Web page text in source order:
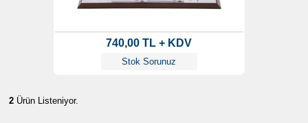
740,00 TL + KDV
Stok Sorunuz
2Ürün Listeniyor.